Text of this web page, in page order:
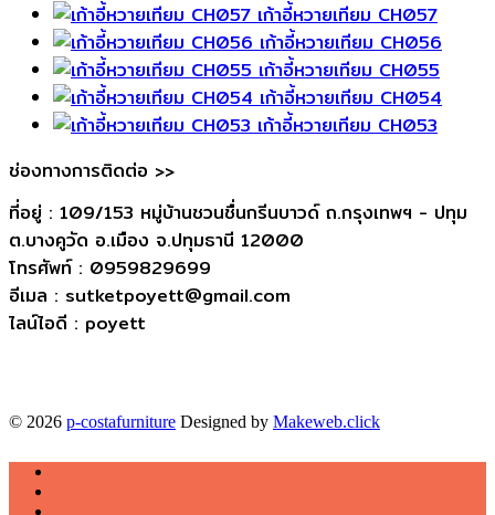
เก้าอี้หวายเทียม CH057
เก้าอี้หวายเทียม CH056
เก้าอี้หวายเทียม CH055
เก้าอี้หวายเทียม CH054
เก้าอี้หวายเทียม CH053
ช่องทางการติดต่อ >>
ที่อยู่ : 109/153 หมู่บ้านชวนชื่นกรีนบาวด์ ถ.กรุงเทพฯ - ปทุม
ต.บางคูวัด อ.เมือง จ.ปทุมธานี 12000
โทรศัพท์ : 0959829699
อีเมล : sutketpoyett@gmail.com
ไลน์ไอดี : poyett
© 2026 p-costafurniture Designed by Makeweb.click